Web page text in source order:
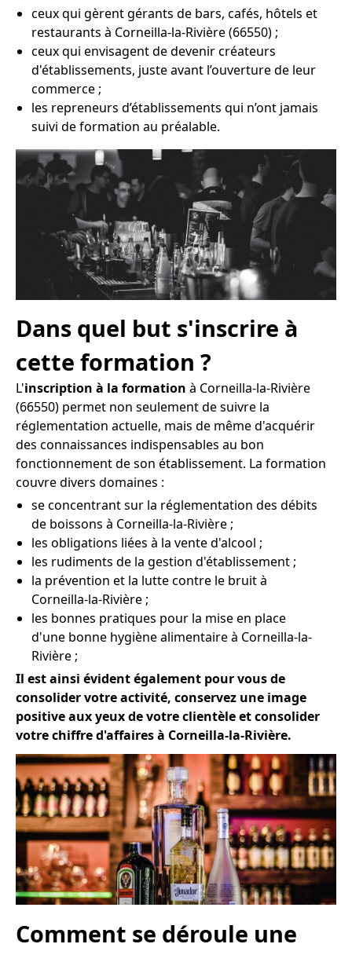
ceux qui gèrent gérants de bars, cafés, hôtels et
restaurants à Corneilla-la-Rivière (66550) ;
ceux qui envisagent de devenir créateurs
d'établissements, juste avant l’ouverture de leur
commerce ;
les repreneurs d’établissements qui n’ont jamais
suivi de formation au préalable.
Dans quel but s'inscrire à
cette formation ?
L'inscription à la formation à Corneilla-la-Rivière
(66550) permet non seulement de suivre la
réglementation actuelle, mais de même d'acquérir
des connaissances indispensables au bon
fonctionnement de son établissement. La formation
couvre divers domaines :
se concentrant sur la réglementation des débits
de boissons à Corneilla-la-Rivière ;
les obligations liées à la vente d'alcool ;
les rudiments de la gestion d'établissement ;
la prévention et la lutte contre le bruit à
Corneilla-la-Rivière ;
les bonnes pratiques pour la mise en place
d'une bonne hygiène alimentaire à Corneilla-la-
Rivière ;
Il est ainsi évident également pour vous de
consolider votre activité, conservez une image
positive aux yeux de votre clientèle et consolider
votre chiffre d'affaires à Corneilla-la-Rivière.
Comment se déroule une